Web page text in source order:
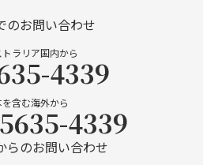
のお問い合わせ
トラリア国内から
4339
を含む海外から
4339
らのお問い合わせ